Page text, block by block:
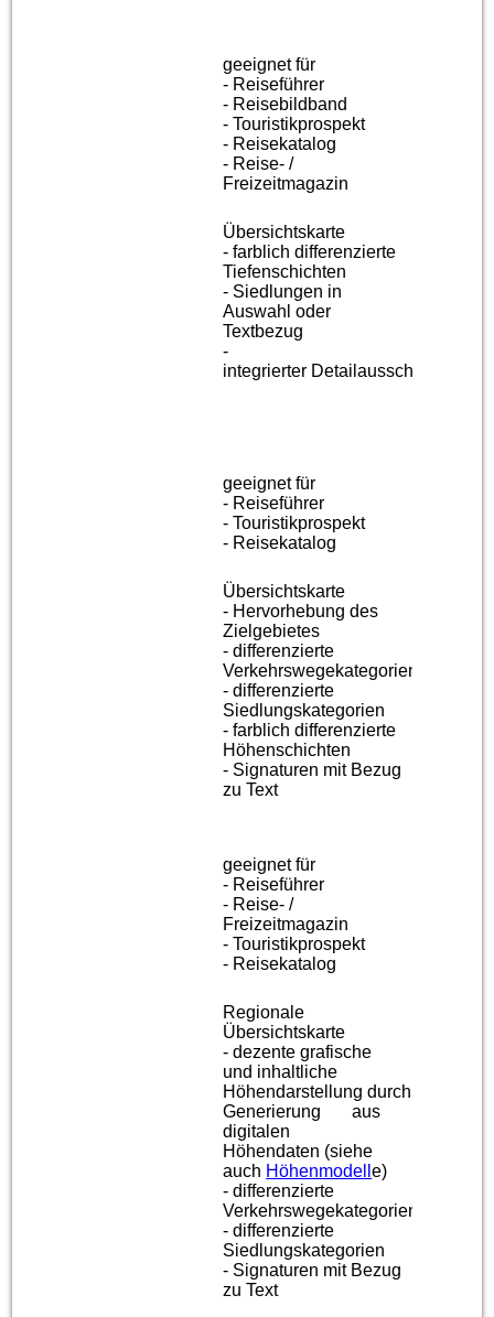
geeignet für
- Reiseführer
- Reisebildband
- Touristikprospekt
- Reisekatalog
- Reise- /
Freizeitmagazin
Übersichtskarte
- farblich differenzierte
Tiefenschichten
- Siedlungen in
Auswahl oder
Textbezug
-
integrierter Detailausschnitt
geeignet für
- Reiseführer
- Touristikprospekt
- Reisekatalog
Übersichtskarte
- Hervorhebung des
Zielgebietes
- differenzierte
Verkehrswegekategorien
- differenzierte
Siedlungskategorien
- farblich differenzierte
Höhenschichten
- Signaturen mit Bezug
zu Text
geeignet für
- Reiseführer
- Reise- /
Freizeitmagazin
- Touristikprospekt
- Reisekatalog
Regionale
Übersichtskarte
- dezente grafische
und inhaltliche
Höhendarstellungdurch
Generierung aus
digitalen
Höhendaten (siehe
auch Höhenmodelle)
- differenzierte
Verkehrswegekategorien
- differenzierte
Siedlungskategorien
- Signaturen mit Bezug
zu Text